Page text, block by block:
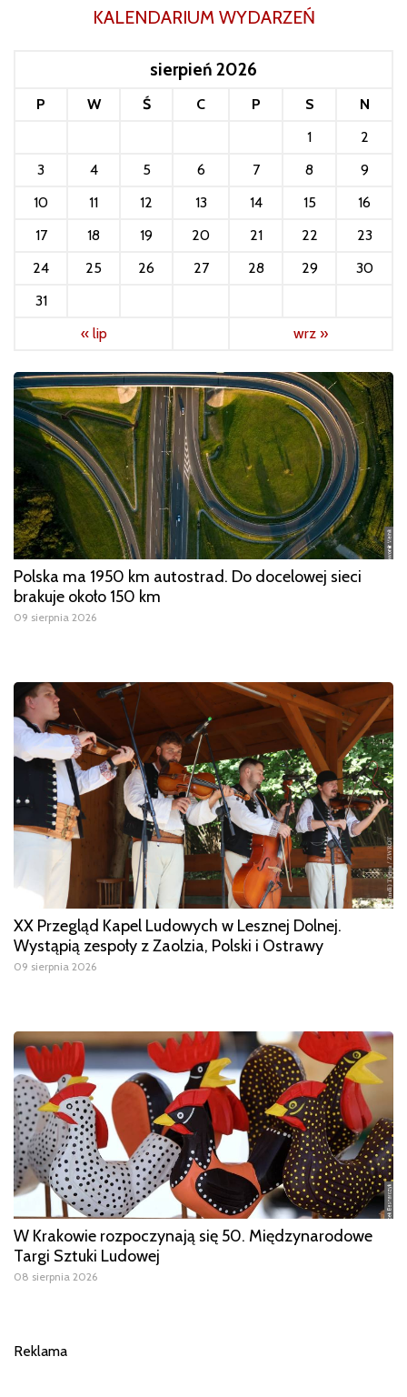
KALENDARIUM WYDARZEŃ
sierpień 2026
P W Ś C P S
N
1
2
3
4 5 6 7 8
9
10
11 12 13 14 15
16
17
18 19 20 21 22
23
24
25 26 27 28 29
30
31
« lip
wrz »
Polska ma 1950 km autostrad. Do docelowej sieci
brakuje około 150 km
09 sierpnia 2026
XX Przegląd Kapel Ludowych w Lesznej Dolnej.
Wystąpią zespoły z Zaolzia, Polski i Ostrawy
09 sierpnia 2026
W Krakowie rozpoczynają się 50. Międzynarodowe
Targi Sztuki Ludowej
08 sierpnia 2026
Reklama